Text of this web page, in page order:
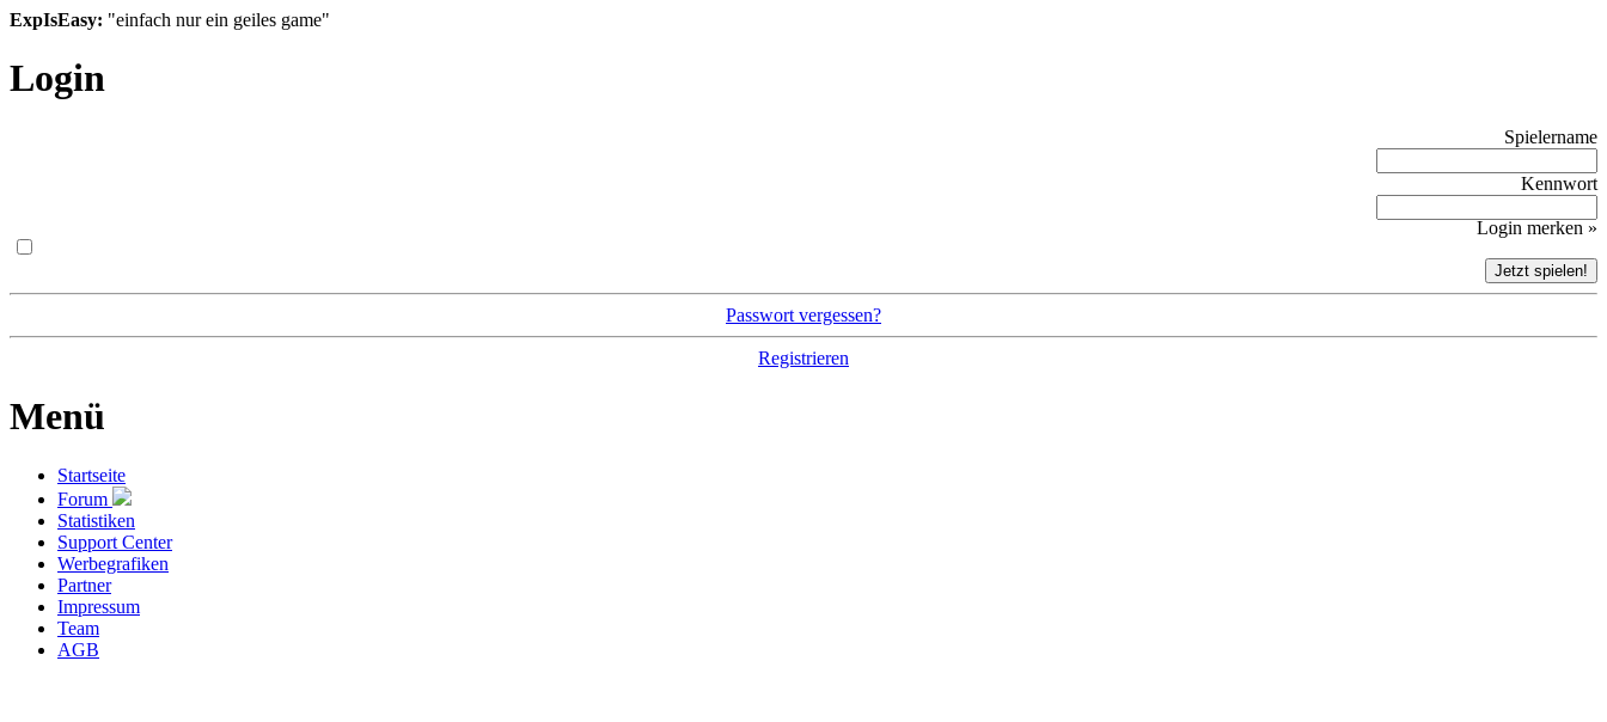
ExpIsEasy: "einfach nur ein geiles game"
Login
Spielername
Kennwort
Login merken »
Passwort vergessen?
Registrieren
Menü
Startseite
Forum
Statistiken
Support Center
Werbegrafiken
Partner
Impressum
Team
AGB